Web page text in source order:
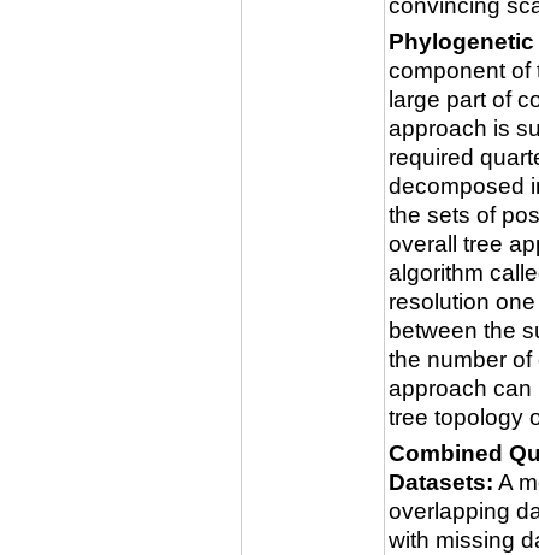
convincing
component of
large part of
approach is
required
decomposed
the sets of
overall tree
algorithm
resolution
between the
the number
approach can
tree topology
Combined
Datasets: A
overlapping
with missing